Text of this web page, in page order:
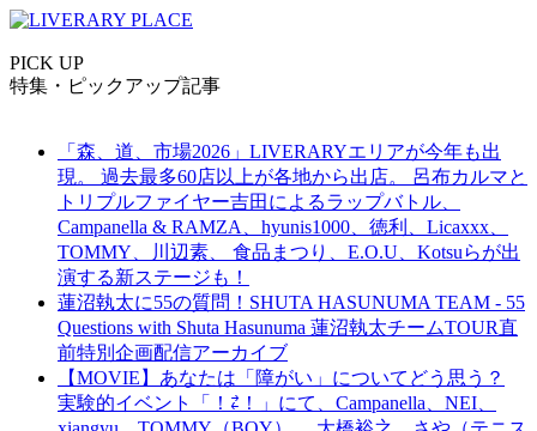
PICK UP
特集・ピックアップ記事
「森、道、市場2026」LIVERARYエリアが今年も出
現。 過去最多60店以上が各地から出店。 呂布カルマと
トリプルファイヤー吉田によるラップバトル、
Campanella & RAMZA、hyunis1000、徳利、Licaxxx、
TOMMY、川辺素、 食品まつり、E.O.U、Kotsuらが出
演する新ステージも！
蓮沼執太に55の質問！SHUTA HASUNUMA TEAM - 55
Questions with Shuta Hasunuma 蓮沼執太チームTOUR直
前特別企画配信アーカイブ
【MOVIE】あなたは「障がい」についてどう思う？
実験的イベント「！⇄！」にて、Campanella、NEI、